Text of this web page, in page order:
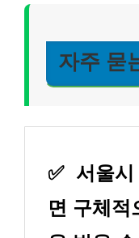
자주 묻
✅ 서울시
면 구체적